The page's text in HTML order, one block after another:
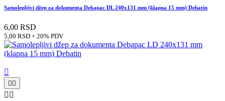
Samolepljivi džep za dokumenta Debapac DL 240x131 mm (klapna 15 mm) Debatin
6,00 RSD
5,00 RSD + 20% PDV

 
 